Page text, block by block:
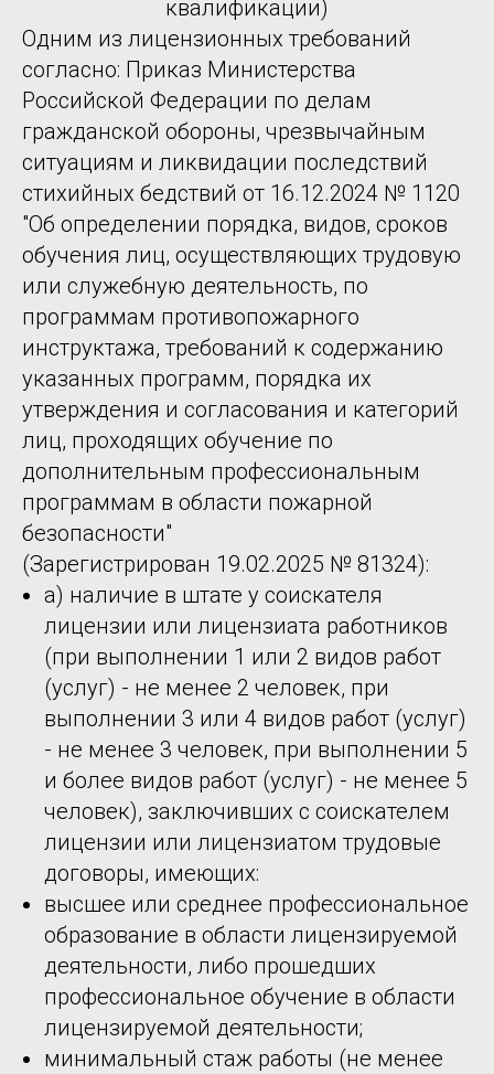
квалификации)
Одним из лицензионных требований
согласно: Приказ Министерства
Российской Федерации по делам
гражданской обороны, чрезвычайным
ситуациям и ликвидации последствий
стихийных бедствий от 16.12.2024 № 1120
"Об определении порядка, видов, сроков
обучения лиц, осуществляющих трудовую
или служебную деятельность, по
программам противопожарного
инструктажа, требований к содержанию
указанных программ, порядка их
утверждения и согласования и категорий
лиц, проходящих обучение по
дополнительным профессиональным
программам в области пожарной
безопасности"
(Зарегистрирован 19.02.2025 № 81324):
а) наличие в штате у соискателя
лицензии или лицензиата работников
(при выполнении 1 или 2 видов работ
(услуг) - не менее 2 человек, при
выполнении 3 или 4 видов работ (услуг)
- не менее 3 человек, при выполнении 5
и более видов работ (услуг) - не менее 5
человек), заключивших с соискателем
лицензии или лицензиатом трудовые
договоры, имеющих:
высшее или среднее профессиональное
образование в области лицензируемой
деятельности, либо прошедших
профессиональное обучение в области
лицензируемой деятельности;
минимальный стаж работы (не менее